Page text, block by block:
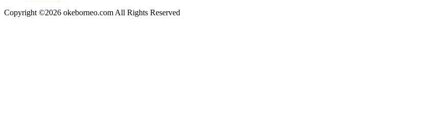
Copyright ©2026 okeborneo.com All Rights Reserved